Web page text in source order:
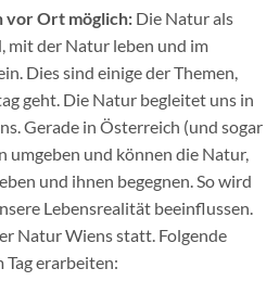
vor Ort möglich: Die Natur als
mit der Natur leben und im
Dies sind einige der Themen,
geht. Die Natur begleitet uns in
Gerade in Österreich (und sogar
umgeben und können die Natur,
und ihnen begegnen. So wird
Lebensrealität beeinflussen.
Natur Wiens statt. Folgende
erarbeiten: